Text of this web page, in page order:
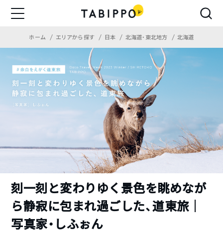
ホーム エリアから探す 日本 北海道・東北地方 北海道
刻一刻と変わりゆく景色を眺めなが
ら静寂に包まれ過ごした、道東旅｜
写真家・しふぉん